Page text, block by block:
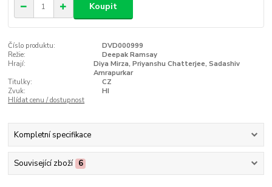
Koupit
Číslo produktu:
DVD000999
Režie:
Deepak Ramsay
Hrají:
Diya Mirza, Priyanshu Chatterjee, Sadashiv
Amrapurkar
Titulky:
CZ
Zvuk:
HI
Hlídat cenu / dostupnost
Kompletní specifikace
Související zboží 6